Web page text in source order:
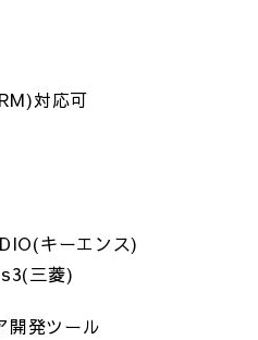
対応可
キーエンス)
三菱)
発ツール